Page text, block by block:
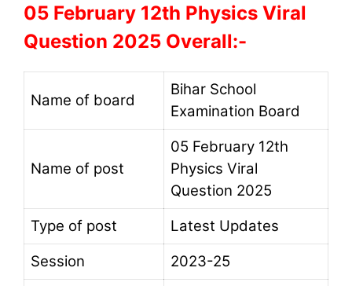
05 February 12th Physics Viral
Question 2025 Overall:-
Name of board
Bihar School
Examination Board
Name of post
05 February 12th
Physics Viral
Question 2025
Type of post
Latest Updates
Session
2023-25